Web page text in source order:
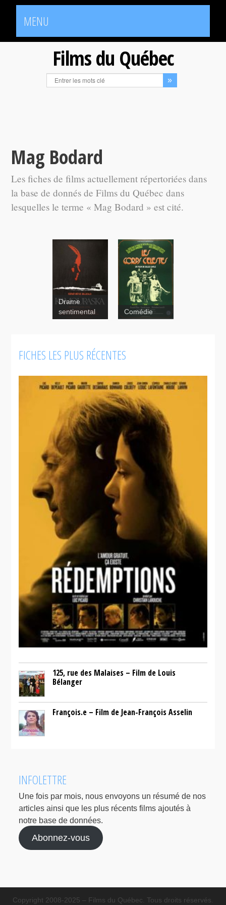
MENU
Films du Québec
Mag Bodard
Les fiches de films actuellement répertoriées dans
la base de donnés de Films du Québec dans
lesquelles le terme « Mag Bodard » est cité.
Kamouraska
Drame
sentimental
Comédie
FICHES LES PLUS RÉCENTES
125, rue des Malaises – Film de Louis
Bélanger
François.e – Film de Jean-François Asselin
INFOLETTRE
Une fois par mois, nous envoyons un résumé de nos
articles ainsi que les plus récents films ajoutés à
notre base de données.
Abonnez-vous
Copyright 2008-2025 – Films du Québec. Tous droits réservés.